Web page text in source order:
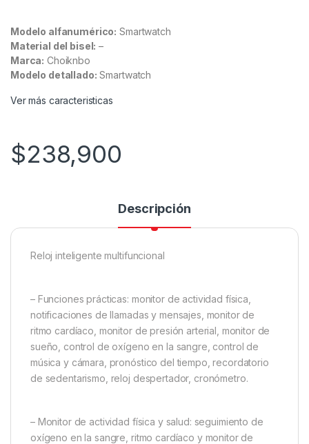
Modelo alfanumérico: Smartwatch
Material del bisel: –
Marca: Choiknbo
Modelo detallado: Smartwatch
Ver más caracteristicas
$238,900
Descripción
Reloj inteligente multifuncional
– Funciones prácticas: monitor de actividad física,
notificaciones de llamadas y mensajes, monitor de
ritmo cardíaco, monitor de presión arterial, monitor de
sueño, control de oxígeno en la sangre, control de
música y cámara, pronóstico del tiempo, recordatorio
de sedentarismo, reloj despertador, cronómetro.
– Monitor de actividad física y salud: seguimiento de
oxígeno en la sangre, ritmo cardíaco y monitor de